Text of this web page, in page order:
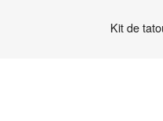
Kit de